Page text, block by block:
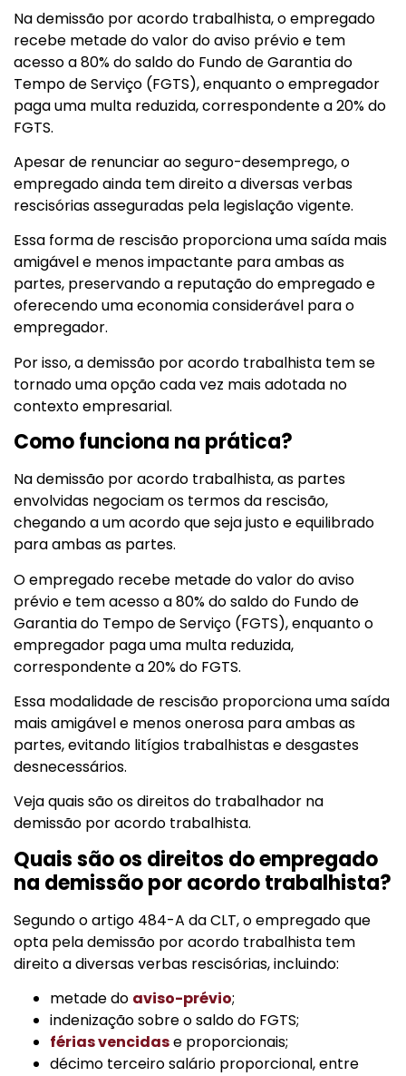
Na demissão por acordo trabalhista, o empregado
recebe metade do valor do aviso prévio e tem
acesso a 80% do saldo do Fundo de Garantia do
Tempo de Serviço (FGTS), enquanto o empregador
paga uma multa reduzida, correspondente a 20% do
FGTS.
Apesar de renunciar ao seguro-desemprego, o
empregado ainda tem direito a diversas verbas
rescisórias asseguradas pela legislação vigente.
Essa forma de rescisão proporciona uma saída mais
amigável e menos impactante para ambas as
partes, preservando a reputação do empregado e
oferecendo uma economia considerável para o
empregador.
Por isso, a demissão por acordo trabalhista tem se
tornado uma opção cada vez mais adotada no
contexto empresarial.
Como funciona na prática?
Na demissão por acordo trabalhista, as partes
envolvidas negociam os termos da rescisão,
chegando a um acordo que seja justo e equilibrado
para ambas as partes.
O empregado recebe metade do valor do aviso
prévio e tem acesso a 80% do saldo do Fundo de
Garantia do Tempo de Serviço (FGTS), enquanto o
empregador paga uma multa reduzida,
correspondente a 20% do FGTS.
Essa modalidade de rescisão proporciona uma saída
mais amigável e menos onerosa para ambas as
partes, evitando litígios trabalhistas e desgastes
desnecessários.
Veja quais são os direitos do trabalhador na
demissão por acordo trabalhista.
Quais são os direitos do empregado
na demissão por acordo trabalhista?
Segundo o artigo 484-A da CLT, o empregado que
opta pela demissão por acordo trabalhista tem
direito a diversas verbas rescisórias, incluindo:
metade do aviso-prévio;
indenização sobre o saldo do FGTS;
férias vencidase proporcionais;
décimo terceiro salário proporcional, entre